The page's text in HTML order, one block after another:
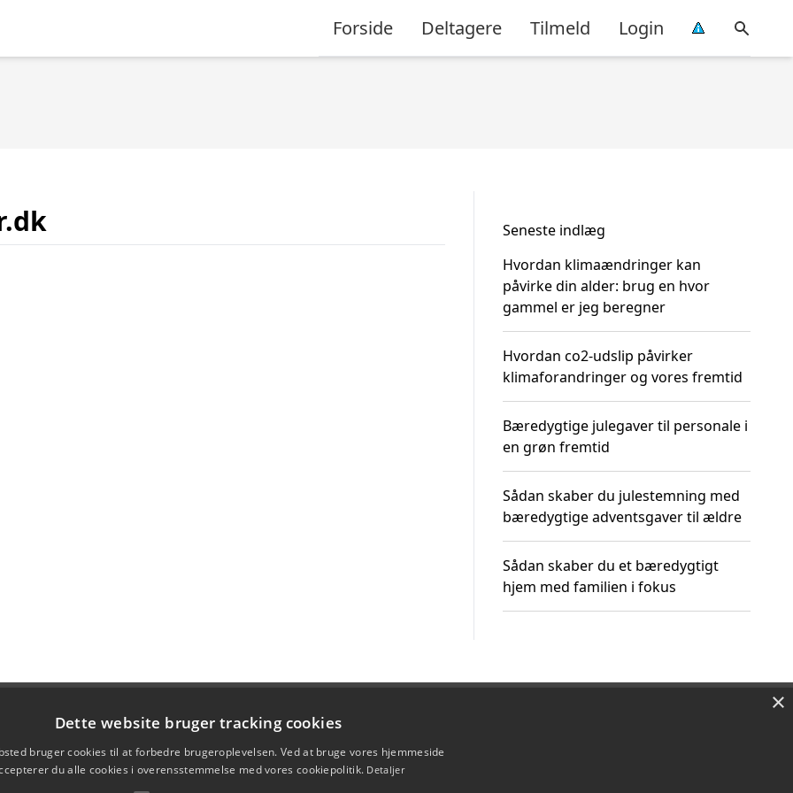
Forside Deltagere Tilmeld Login
Seneste indlæg
Hvordan klimaændringer kan
påvirke din alder: brug en hvor
gammel er jeg beregner
Hvordan co2-udslip påvirker
klimaforandringer og vores fremtid
Bæredygtige julegaver til personale i
en grøn fremtid
Sådan skaber du julestemning med
bæredygtige adventsgaver til ældre
Sådan skaber du et bæredygtigt
hjem med familien i fokus
×
Dette website bruger tracking cookies
bruger cookies til at forbedre brugeroplevelsen. Ved at bruge vores hjemmeside
du alle cookies i overensstemmelse med vores cookiepolitik. Detaljer